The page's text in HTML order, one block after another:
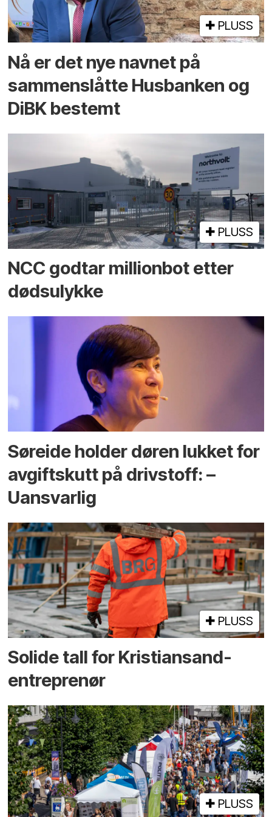
PLUSS
Nå er det nye navnet på
sammenslåtte Husbanken og
DiBK bestemt
PLUSS
NCC godtar millionbot etter
dødsulykke
Søreide holder døren lukket for
avgiftskutt på drivstoff: –
Uansvarlig
PLUSS
Solide tall for Kristiansand-
entreprenør
PLUSS